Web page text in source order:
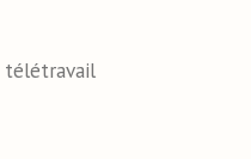
télétravail